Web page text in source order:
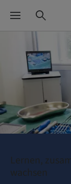
Lernen,
wachsen